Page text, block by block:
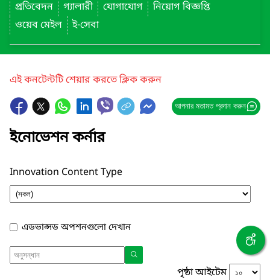
প্রতিবেদন
গ্যালারী যোগাযোগ
নিয়োগ বিজ্ঞপ্তি
ওয়েব মেইল
ই-সেবা
এই কনটেন্টটি শেয়ার করতে ক্লিক করুন
আপনার মতামত প্রদান করুন
ইনোভেশন কর্নার
Innovation Content Type
এডভান্সড অপশনগুলো দেখান
পৃষ্ঠা আইটেম